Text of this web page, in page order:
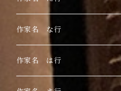
杏ひろと
安藤朱里
草羽揺二
川村千紘
佐々木茜
菅野まり子
玉村のどか
鳥居椿
作家名 な行
Toru Nogawa
作家名 は行